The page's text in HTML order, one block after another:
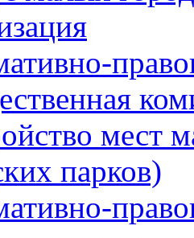
мест
парков)